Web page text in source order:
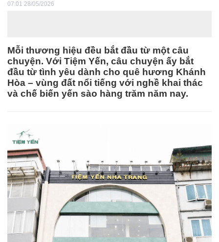
07:01 28/05/2026
Mỗi thương hiệu đều bắt đầu từ một câu
chuyện. Với Tiệm Yến, câu chuyện ấy bắt
đầu từ tình yêu dành cho quê hương Khánh
Hòa – vùng đất nổi tiếng với nghề khai thác
và chế biến yến sào hàng trăm năm nay.